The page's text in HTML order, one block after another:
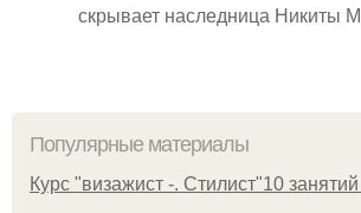
скрывает наследница Никиты
Популярные материалы
Курс "визажист -. Стилист"10 занятий